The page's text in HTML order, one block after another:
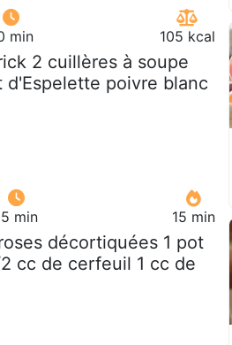
min 105 kcal
2 cuillères à soupe
poivre blanc
min 15 min
décortiquées 1 pot
cc de cerfeuil 1 cc de